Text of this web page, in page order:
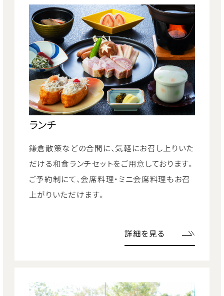
ランチ
鎌倉散策などの合間に、気軽にお召し上りいた
だける和食ランチセットをご用意しております。
ご予約制にて、会席料理・ミニ会席料理もお召
上がりいただけます。
詳細を見る